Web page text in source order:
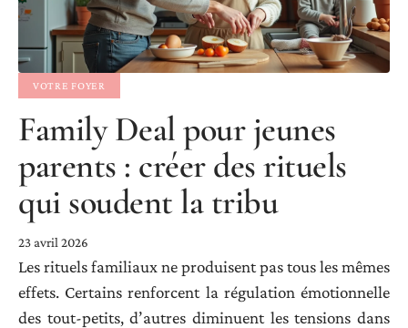
VOTRE FOYER
Family Deal pour jeunes
parents : créer des rituels
qui soudent la tribu
23 avril 2026
Les rituels familiaux ne produisent pas tous les mêmes
effets. Certains renforcent la régulation émotionnelle
des tout-petits, d’autres diminuent les tensions dans